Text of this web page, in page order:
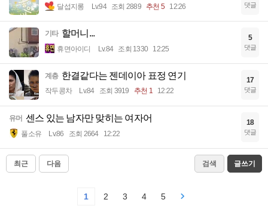
달섭지롱 Lv.94 조회 2889 추천 5 12:26 댓글
기타 할머니...
휴면아이디 Lv.84 조회 1330 12:25
5
댓글
계층 한결같다는 젠데이아 표정 연기
작두콩차 Lv.84 조회 3919 추천 1 12:22
17
댓글
유머 센스 있는 남자만 맞히는 여자어
풀소유 Lv.86 조회 2664 12:22
18
댓글
최근 다음 검색 글쓰기
1 2 3 4 5